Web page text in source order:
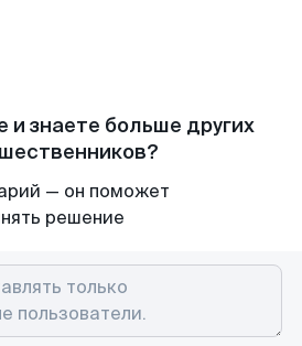
и знаете больше других
— он поможет
решение